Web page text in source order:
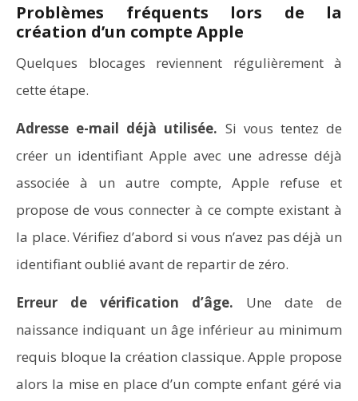
Problèmes fréquents lors de la
création d’un compte Apple
Quelques blocages reviennent régulièrement à
cette étape.
Adresse e-mail déjà utilisée. Si vous tentez de
créer un identifiant Apple avec une adresse déjà
associée à un autre compte, Apple refuse et
propose de vous connecter à ce compte existant à
la place. Vérifiez d’abord si vous n’avez pas déjà un
identifiant oublié avant de repartir de zéro.
Erreur de vérification d’âge. Une date de
naissance indiquant un âge inférieur au minimum
requis bloque la création classique. Apple propose
alors la mise en place d’un compte enfant géré via